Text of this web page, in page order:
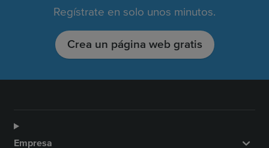
Regístrate en solo unos minutos.
Crea un página web gratis
Empresa